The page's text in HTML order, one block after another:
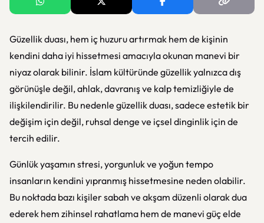
Güzellik duası, hem iç huzuru artırmak hem de kişinin
kendini daha iyi hissetmesi amacıyla okunan manevi bir
niyaz olarak bilinir. İslam kültüründe güzellik yalnızca dış
görünüşle değil, ahlak, davranış ve kalp temizliğiyle de
ilişkilendirilir. Bu nedenle güzellik duası, sadece estetik bir
değişim için değil, ruhsal denge ve içsel dinginlik için de
tercih edilir.
Günlük yaşamın stresi, yorgunluk ve yoğun tempo
insanların kendini yıpranmış hissetmesine neden olabilir.
Bu noktada bazı kişiler sabah ve akşam düzenli olarak dua
ederek hem zihinsel rahatlama hem de manevi güç elde